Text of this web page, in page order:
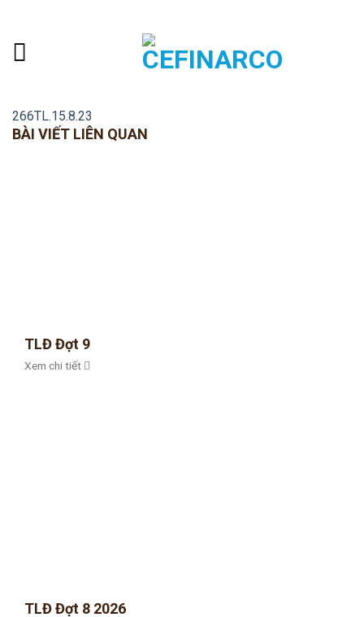
content
266TL.15.8.23
BÀI VIẾT LIÊN QUAN
TLĐ Đợt 9
Xem chi tiết
TLĐ Đợt 8 2026